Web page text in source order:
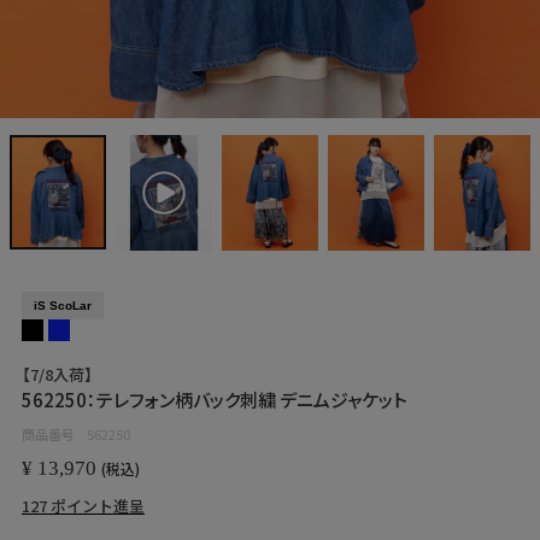
iS ScoLar
【7/8入荷】
562250：テレフォン柄バック刺繍 デニムジャケット
商品番号 562250
¥ 13,970 税込
127 ポイント進呈